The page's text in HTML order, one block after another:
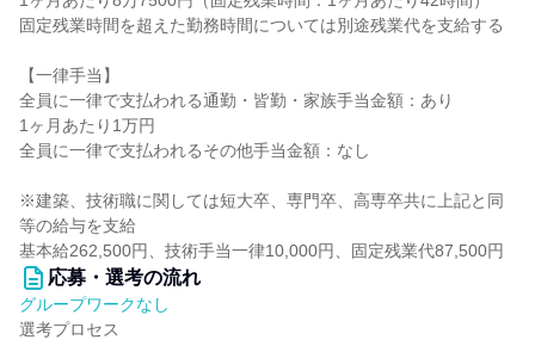
固定残業時間を超えた勤務時間については別途残業代を支給する
【一律手当】
全員に一律で支払われる通勤・皆勤・家族手当金額：あり
1ヶ月あたり1万円
全員に一律で支払われるその他手当金額：なし
※建築、技術職に関しては短大卒、専門卒、高専卒共に上記と同
等の給与を支給
基本給262,500円、技術手当一律10,000円、固定残業代87,500円
応募・選考の流れ
グループワークなし
選考プロセス